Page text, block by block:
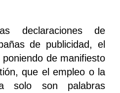
declaraciones de
de publicidad, el
de manifiesto
que el empleo o la
solo son palabras